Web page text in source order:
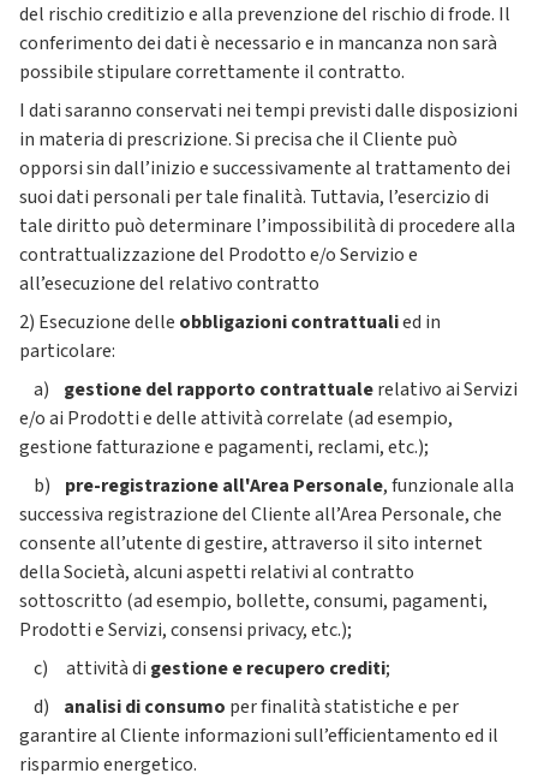
del rischio creditizio e alla prevenzione del rischio di frode. Il
conferimento dei dati è necessario e in mancanza non sarà
possibile stipulare correttamente il contratto.
I dati saranno conservati nei tempi previsti dalle disposizioni
in materia di prescrizione. Si precisa che il Cliente può
opporsi sin dall’inizio e successivamente al trattamento dei
suoi dati personali per tale finalità. Tuttavia, l’esercizio di
tale diritto può determinare l’impossibilità di procedere alla
contrattualizzazione del Prodotto e/o Servizio e
all’esecuzione del relativo contratto
2) Esecuzione delle obbligazioni contrattualied in
particolare:
a) gestione del rapporto contrattualerelativo ai Servizi
e/o ai Prodotti e delle attività correlate (ad esempio,
gestione fatturazione e pagamenti, reclami, etc.);
b) pre-registrazione all'Area Personale, funzionale alla
successiva registrazione del Cliente all’Area Personale, che
consente all’utente di gestire, attraverso il sito internet
della Società, alcuni aspetti relativi al contratto
sottoscritto (ad esempio, bollette, consumi, pagamenti,
Prodotti e Servizi, consensi privacy, etc.);
c) attività di gestione e recupero crediti;
d) analisi di consumo per finalità statistiche e per
garantire al Cliente informazioni sull’efficientamento ed il
risparmio energetico.